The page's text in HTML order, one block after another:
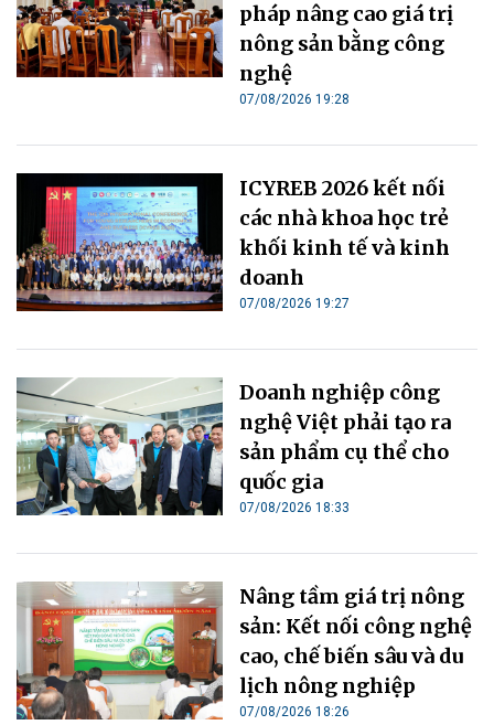
pháp nâng cao giá trị
nông sản bằng công
nghệ
07/08/2026 19:28
ICYREB 2026 kết nối
các nhà khoa học trẻ
khối kinh tế và kinh
doanh
07/08/2026 19:27
Doanh nghiệp công
nghệ Việt phải tạo ra
sản phẩm cụ thể cho
quốc gia
07/08/2026 18:33
Nâng tầm giá trị nông
sản: Kết nối công nghệ
cao, chế biến sâu và du
lịch nông nghiệp
07/08/2026 18:26